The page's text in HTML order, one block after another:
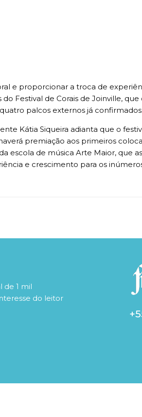
e proporcionar a troca de
do Festival de Corais de Joinville,
palcos externos já
Kátia Siqueira adianta que o
premiação aos primeiros
escola de música Arte Maior, que
e crescimento para os
de 1 mil
do leitor